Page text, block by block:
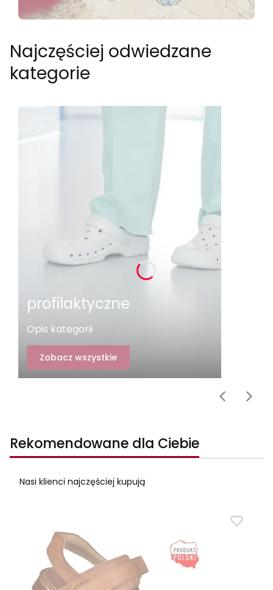
Najczęściej odwiedzane
kategorie
profilaktyczne
Opis kategorii
Zobacz wszystkie
Rekomendowane dla Ciebie
Nasi klienci najczęściej kupują